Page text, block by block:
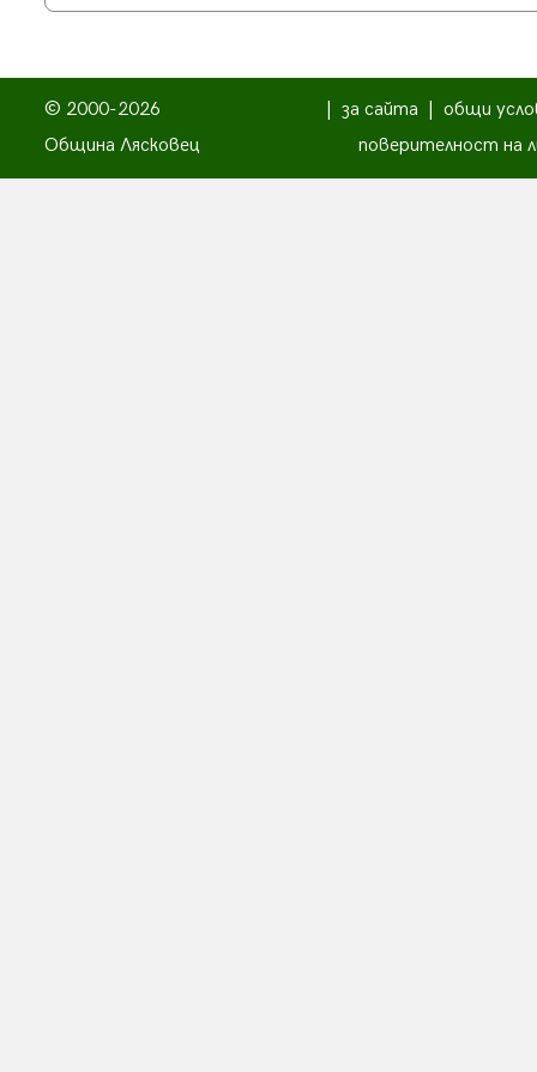
© 2000-2026
Община Лясковец
за сайта
общи
поверителност на